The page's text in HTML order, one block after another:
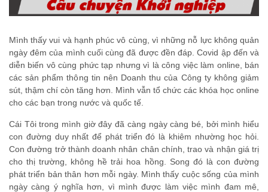
Mình thấy vui và hạnh phúc vô cùng, vì những nỗ lực không quản
ngày đêm của mình cuối cùng đã được đền đáp. Covid ập đến và
diễn biến vô cùng phức tạp nhưng vì là công việc làm online, bán
các sản phẩm thông tin nên Doanh thu của Công ty không giảm
sút, thậm chí còn tăng hơn. Mình vẫn tổ chức các khóa học online
cho các bạn trong nước và quốc tế.
Cái Tôi trong mình giờ đây đã càng ngày càng bé, bởi mình hiểu
con đường duy nhất để phát triển đó là khiêm nhường học hỏi.
Con đường trở thành doanh nhân chân chính, trao và nhận giá trị
cho thị trường, không hề trải hoa hồng. Song đó là con đường
phát triển bản thân hơn mỗi ngày. Mình thấy cuộc sống của mình
ngày càng ý nghĩa hơn, vì mình được làm việc mình đam mê,